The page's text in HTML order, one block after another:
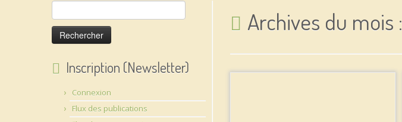
Rechercher :
Inscription (Newsletter)
Connexion
Flux des publications
Archives du mois :